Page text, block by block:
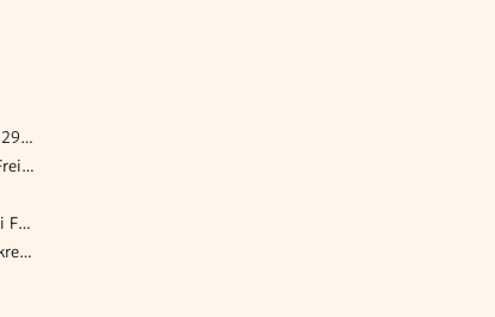
Gewerbeimmobilie mieten Leopoldschlag, ab 2929 m²
Gewerbeimmobilie mieten Sankt Oswald bei Freistadt, ab 2929 m²
Gewerbeimmobilie mieten Sankt Leonhard bei Freistadt, ab 2929 m²
Gewerbeimmobilie mieten Rainbach im Mühlkreis, ab 2929 m²